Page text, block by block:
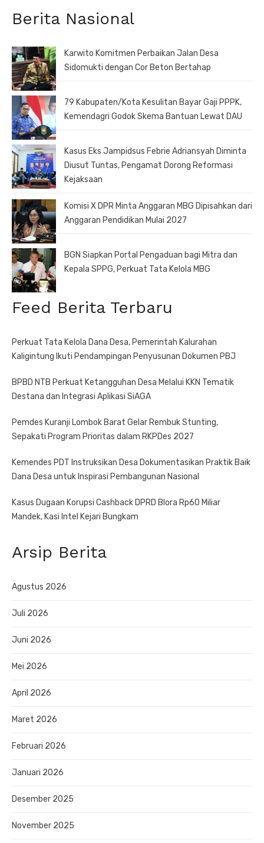
Berita Nasional
Karwito Komitmen Perbaikan Jalan Desa
Sidomukti dengan Cor Beton Bertahap
79 Kabupaten/Kota Kesulitan Bayar Gaji PPPK,
Kemendagri Godok Skema Bantuan Lewat DAU
Kasus Eks Jampidsus Febrie Adriansyah Diminta
Diusut Tuntas, Pengamat Dorong Reformasi
Kejaksaan
Komisi X DPR Minta Anggaran MBG Dipisahkan dari
Anggaran Pendidikan Mulai 2027
BGN Siapkan Portal Pengaduan bagi Mitra dan
Kepala SPPG, Perkuat Tata Kelola MBG
Feed Berita Terbaru
Perkuat Tata Kelola Dana Desa, Pemerintah Kalurahan
Kaligintung Ikuti Pendampingan Penyusunan Dokumen PBJ
BPBD NTB Perkuat Ketangguhan Desa Melalui KKN Tematik
Destana dan Integrasi Aplikasi SiAGA
Pemdes Kuranji Lombok Barat Gelar Rembuk Stunting,
Sepakati Program Prioritas dalam RKPDes 2027
Kemendes PDT Instruksikan Desa Dokumentasikan Praktik Baik
Dana Desa untuk Inspirasi Pembangunan Nasional
Kasus Dugaan Korupsi Cashback DPRD Blora Rp60 Miliar
Mandek, Kasi Intel Kejari Bungkam
Arsip Berita
Agustus 2026
Juli 2026
Juni 2026
Mei 2026
April 2026
Maret 2026
Februari 2026
Januari 2026
Desember 2025
November 2025